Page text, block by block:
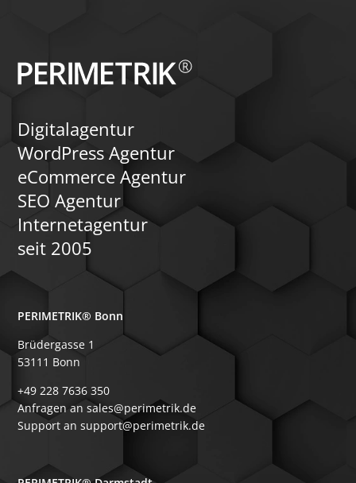
Digitalagentur
WordPress Agentur
eCommerce Agentur
SEO Agentur
Internetagentur
seit 2005
PERIMETRIK® Bonn
Brüdergasse 1
53111 Bonn
+49 228 7636 350
Anfragen an sales@perimetrik.de
Support an support@perimetrik.de